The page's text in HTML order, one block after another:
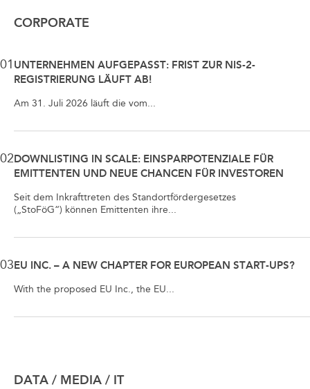
CORPORATE
01 UNTERNEHMEN AUFGEPASST: FRIST ZUR NIS-2-
REGISTRIERUNG LÄUFT AB!
Am 31. Juli 2026 läuft die vom...
02 DOWNLISTING IN SCALE: EINSPARPOTENZIALE FÜR
EMITTENTEN UND NEUE CHANCEN FÜR INVESTOREN
Seit dem Inkrafttreten des Standortfördergesetzes
(„StoFöG“) können Emittenten ihre...
03 EU INC. – A NEW CHAPTER FOR EUROPEAN START-UPS?
With the proposed EU Inc., the EU...
DATA / MEDIA / IT